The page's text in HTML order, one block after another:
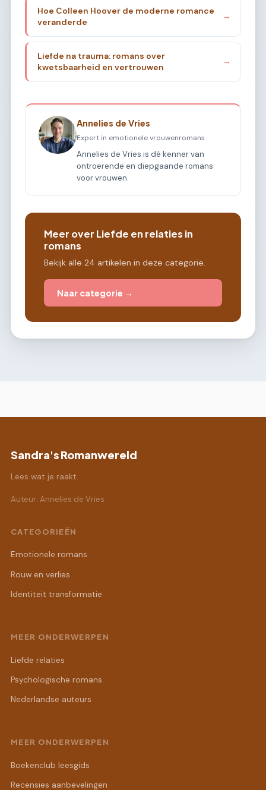
Hoe Colleen Hoover de moderne romance
veranderde
→
Liefde na trauma: romans over
kwetsbaarheid en vertrouwen
→
Annelies de Vries
Expert in emotionele vrouwenromans
Annelies de Vries is dé kenner van
ontroerende en diepgaande romans
voor vrouwen.
Meer over Liefde en relaties in
romans
Bekijk alle 24 artikelen in deze categorie.
Naar categorie →
Sandra's Romanwereld
Lees wat je raakt.
Auteur: Annelies de Vries
CATEGORIEËN
Emotionele romans
Rouw en verlies
Identiteit transformatie
MEER ONDERWERPEN
Liefde relaties
Psychologische romans
Nederlandse auteurs
MEER ONDERWERPEN
Boekenclub leesgids
Recensies aanbevelingen